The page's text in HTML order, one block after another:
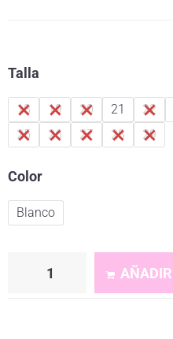
Talla
18 19 20 21 22
25
26 27 28 29
Color
Blanco